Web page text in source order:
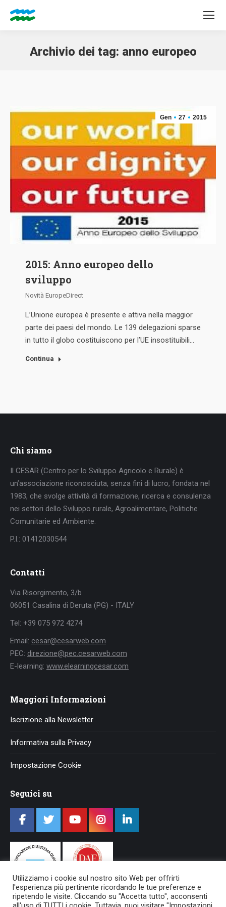
Archivio dei tag: anno europeo
Gen 27 2015
2015: Anno europeo dello
sviluppo
Novità EuropeDirect
L’Unione europea è presente e attiva nella maggior
parte dei paesi del mondo. Le 139 delegazioni sparse
in tutto il globo costituiscono per l’UE insostituibili…
Continua
Chi siamo
Il CESAR (Centro per lo Sviluppo Agricolo e Rurale) è
un’associazione riconosciuta, senza fini di lucro, fondata nel
1983, che svolge attività di formazione, ricerca e consulenza
nei settori dello Sviluppo rurale, Agroalimentare, Politiche
Comunitarie ed Ambiente.
P.I.: 01412030544
Contatti
Via Risorgimento, 3/b
06051 Casalina di Deruta (PG) - ITALY
Tel: +39 075 972 4274
Email: cesar@cesarweb.com
PEC: direzione@pec.cesarweb.com
E-learning: www.elearningcesar.com
Maggiori Informazioni
Iscrizione alla Newsletter
Informativa sulla Privacy
Impostazione Cookie
Seguici su
Utilizziamo i cookie sul nostro sito Web per offrirti
l'esperienza più pertinente ricordando le tue preferenze e
ripetendo le visite. Cliccando su "Accetta tutto", acconsenti